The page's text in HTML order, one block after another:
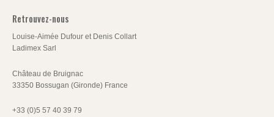
Retrouvez-nous
Louise-Aimée Dufour et Denis Collart
Ladimex Sarl
Château de Bruignac
33350 Bossugan (Gironde) France
+33 (0)5 57 40 39 79